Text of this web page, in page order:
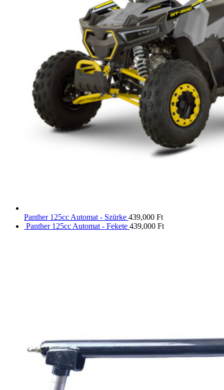
Panther 125cc Automat - Szürke 439,000 Ft
Panther 125cc Automat - Fekete 439,000 Ft